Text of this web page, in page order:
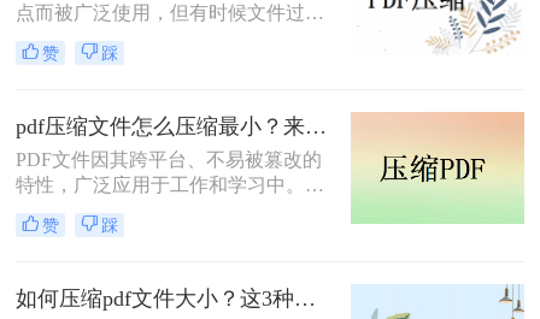
点而被广泛使用，但有时候文件过大
可能导致传输或存储不便。那么pdf怎
么压缩大小呢？本文将介绍四种有效
PDF文件。
赞 踩
pdf压缩文件怎么压缩最小？来试试这3种方法！
PDF文件因其跨平台、不易被篡改的
特性，广泛应用于工作和学习中。然
而，有时我们需要将PDF文件压缩到
最小，以便于传输或存储。那么pdf压
三种常见的PDF压缩方法。
赞 踩
如何压缩pdf文件大小？这3种压缩方法一定要学会!！